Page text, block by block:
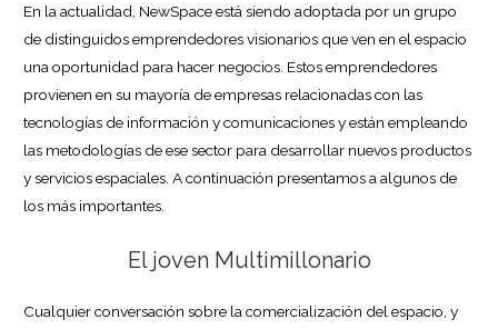
En la actualidad, NewSpace está siendo adoptada por un grupo
de distinguidos emprendedores visionarios que ven en el espacio
una oportunidad para hacer negocios. Estos emprendedores
provienen en su mayoría de empresas relacionadas con las
tecnologías de información y comunicaciones y están empleando
las metodologías de ese sector para desarrollar nuevos productos
y servicios espaciales. A continuación presentamos a algunos de
los más importantes.
El joven Multimillonario
Cualquier conversación sobre la comercialización del espacio, y